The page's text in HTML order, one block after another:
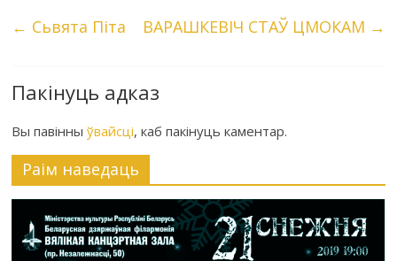
← Сьвята Піта ВАРАШКЕВІЧ СТАЎ ЦМОКАМ →
Пакінуць адказ
Вы павінныўвайсці, каб пакінуць каментар.
Раiм наведаць